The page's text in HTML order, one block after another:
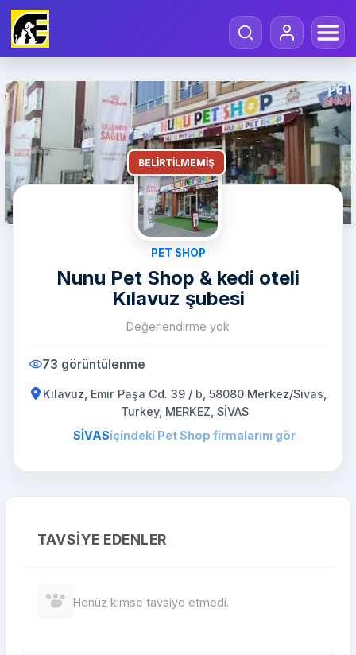
BELIRTILMEMIŞ
PET SHOP
Nunu Pet Shop & kedi oteli
Kılavuz şubesi
Değerlendirme yok
73 görüntülenme
Kılavuz, Emir Paşa Cd. 39 / b, 58080 Merkez/Sivas,
Turkey, MERKEZ, SİVAS
SİVASiçindeki Pet Shop firmalarını gör
TAVSIYE EDENLER
Henüz kimse tavsiye etmedi.